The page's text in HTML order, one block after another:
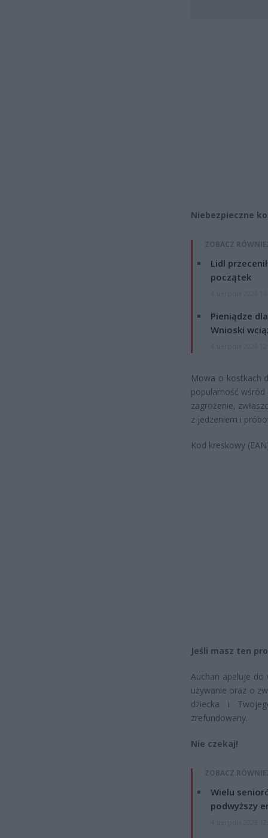
Niebezpieczne
ZOBACZ
Lidl
początek
Pieniądze
Wnioski
Mowa o kostkach
popularność
zagrożenie,
z jedzeniem i
Kod kreskowy
Jeśli masz ten
Auchan apeluje
używanie oraz o
dziecka i
zrefundowany.
Nie czekaj!
ZOBACZ
Wielu
podwyższy